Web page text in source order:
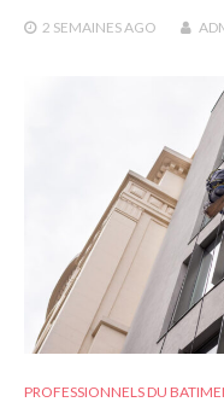
2 SEMAINESAGO
PROFESSIONNELS DU